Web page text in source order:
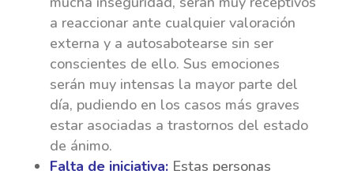
a reaccionar ante cualquier valoración
externa y a autosabotearse sin ser
conscientes de ello. Sus emociones
serán muy intensas la mayor parte del
día, pudiendo en los casos más graves
estar asociadas a trastornos del estado
de ánimo.
Falta de iniciativa:Estas personas